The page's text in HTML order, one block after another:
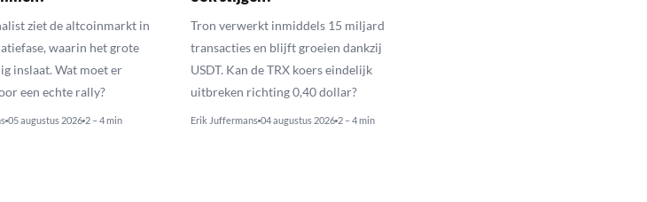
ziet de altcoinmarkt in
waarin het grote
inslaat. Wat moet er
een echte rally?
05 augustus 2026 2 – 4 min
Tron verwerkt inmiddels 15 miljard
transacties en blijft groeien dankzij
USDT. Kan de TRX koers eindelijk
uitbreken richting 0,40 dollar?
Erik Juffermans 04 augustus 2026 2 – 4 min